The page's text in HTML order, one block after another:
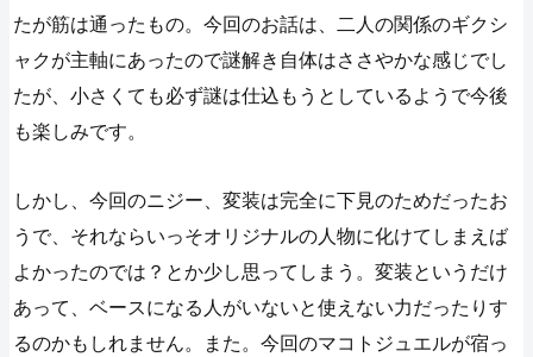
たが筋は通ったもの。今回のお話は、二人の関係のギクシ
ャクが主軸にあったので謎解き自体はささやかな感じでし
たが、小さくても必ず謎は仕込もうとしているようで今後
も楽しみです。
しかし、今回のニジー、変装は完全に下見のためだったお
うで、それならいっそオリジナルの人物に化けてしまえば
よかったのでは？とか少し思ってしまう。変装というだけ
あって、ベースになる人がいないと使えない力だったりす
るのかもしれません。また。今回のマコトジュエルが宿っ